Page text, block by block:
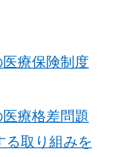
療保険制度
療格差問題
る取り組みを